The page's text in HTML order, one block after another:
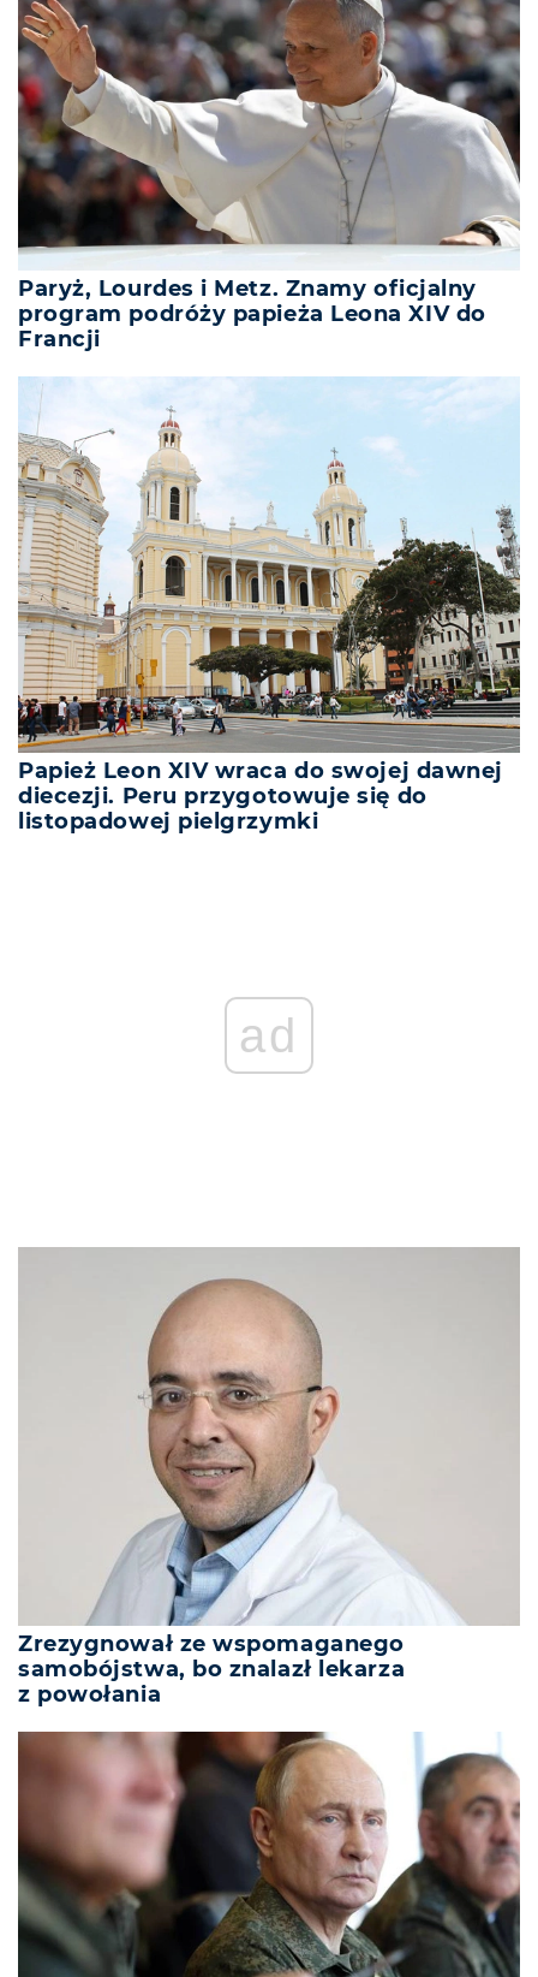
Paryż, Lourdes i Metz. Znamy oficjalny
program podróży papieża Leona XIV do
Francji
Papież Leon XIV wraca do swojej dawnej
diecezji. Peru przygotowuje się do
listopadowej pielgrzymki
ad
Zrezygnował ze wspomaganego
samobójstwa, bo znalazł lekarza
z powołania